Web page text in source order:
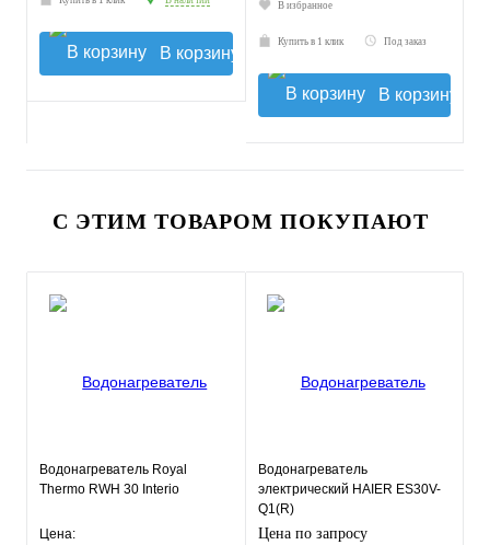
В корзину
В избранное
Купить в 1 клик Под заказ
В корзину
С ЭТИМ ТОВАРОМ ПОКУПАЮТ
Водонагреватель Royal
Thermo RWH 30 Interio
Цена:
Водонагреватель
электрический HAIER ES30V-
Q1(R)
Цена по запросу